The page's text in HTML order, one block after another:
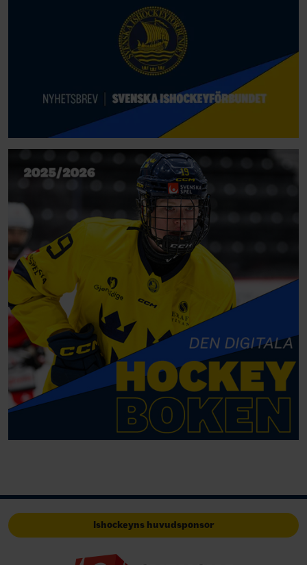
Ishockeyns huvudsponsor